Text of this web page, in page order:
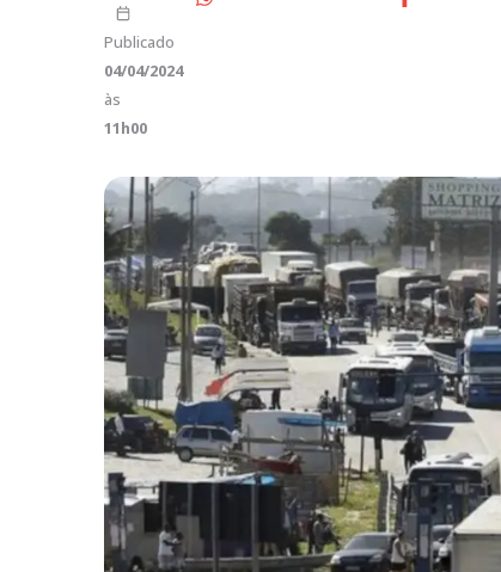
Publicado
04/04/2024
às
11h00